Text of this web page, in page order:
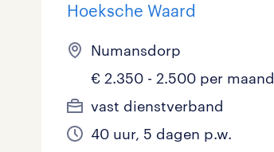
Engineering 2
ICT 2
MBO, HAVO, VWO
VMBO/MAVO 37
Hoeksche Waard
Numansdorp
€ 2.350 - 2.500 per maand
vast dienstverband
40 uur, 5 dagen p.w.